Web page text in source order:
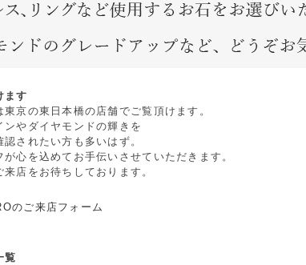
ます
東京の東日本橋の店舗でご覧頂けます。
ンやダイヤモンドの輝きを
されたい方も多いはず。
心を込めてお手伝いさせていただきます。
店をお待ちしております。
覧